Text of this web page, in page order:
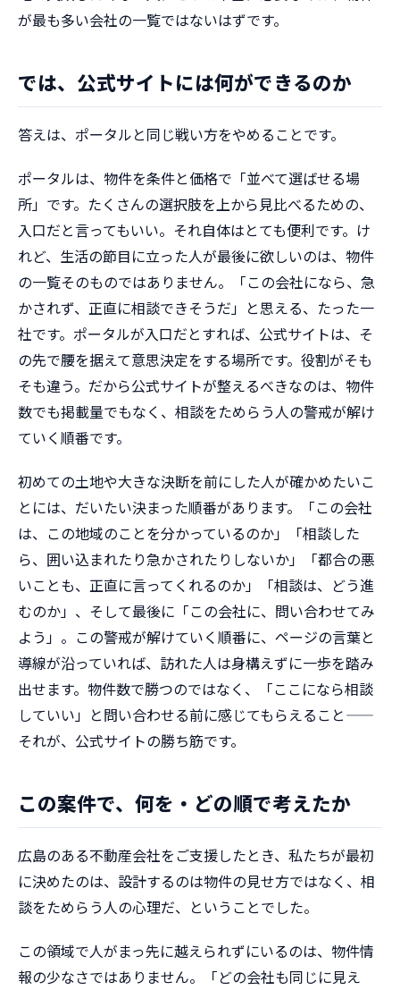
が最も多い会社の一覧ではないはずです。
では、公式サイトには何ができるのか
答えは、ポータルと同じ戦い方をやめることです。
ポータルは、物件を条件と価格で「並べて選ばせる場
所」です。たくさんの選択肢を上から見比べるための、
入口だと言ってもいい。それ自体はとても便利です。け
れど、生活の節目に立った人が最後に欲しいのは、物件
の一覧そのものではありません。「この会社になら、急
かされず、正直に相談できそうだ」と思える、たった一
社です。ポータルが入口だとすれば、公式サイトは、そ
の先で腰を据えて意思決定をする場所です。役割がそも
そも違う。だから公式サイトが整えるべきなのは、物件
数でも掲載量でもなく、相談をためらう人の警戒が解け
ていく順番です。
初めての土地や大きな決断を前にした人が確かめたいこ
とには、だいたい決まった順番があります。「この会社
は、この地域のことを分かっているのか」「相談した
ら、囲い込まれたり急かされたりしないか」「都合の悪
いことも、正直に言ってくれるのか」「相談は、どう進
むのか」、そして最後に「この会社に、問い合わせてみ
よう」。この警戒が解けていく順番に、ページの言葉と
導線が沿っていれば、訪れた人は身構えずに一歩を踏み
出せます。物件数で勝つのではなく、「ここになら相談
していい」と問い合わせる前に感じてもらえること——
それが、公式サイトの勝ち筋です。
この案件で、何を・どの順で考えたか
広島のある不動産会社をご支援したとき、私たちが最初
に決めたのは、設計するのは物件の見せ方ではなく、相
談をためらう人の心理だ、ということでした。
この領域で人がまっ先に越えられずにいるのは、物件情
報の少なさではありません。「どの会社も同じに見え